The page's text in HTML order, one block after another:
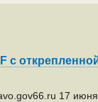
с
17 июня